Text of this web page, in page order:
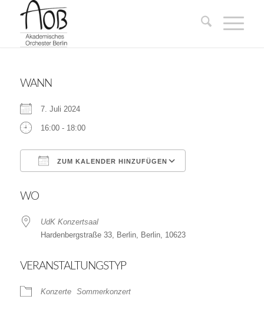
WANN
7. Juli 2024
16:00 - 18:00
ZUM KALENDER HINZUFÜGEN
WO
UdK Konzertsaal
Hardenbergstraße 33, Berlin, Berlin, 10623
VERANSTALTUNGSTYP
Konzerte Sommerkonzert